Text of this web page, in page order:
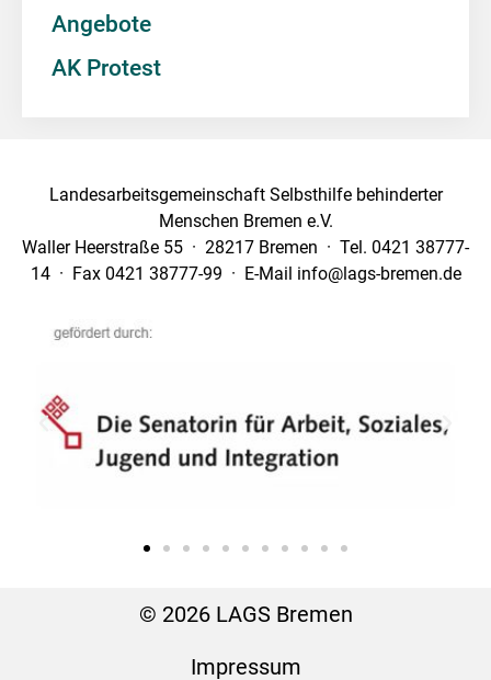
Angebote
AK Protest
Landesarbeitsgemeinschaft Selbsthilfe behinderter
Menschen Bremen e.V.
Waller Heerstraße 55 · 28217 Bremen · Tel. 0421 38777-
14 · Fax 0421 38777-99 · E-Mail info@lags-bremen.de
© 2026 LAGS Bremen
Impressum